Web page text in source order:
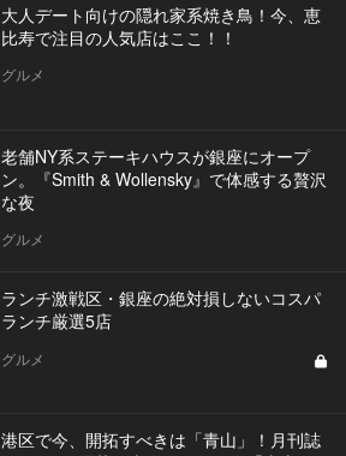
大人デート向けの隠れ家系焼き鳥！今、恵
比寿で注目の人気店はここ！！
グルメ
老舗NY系ステーキハウスが銀座にオープ
ン。『Smith & Wollensky』で体感する贅沢
な夜
グルメ
ランチ激戦区・銀座の絶対損しないコスパ
ランチ厳選5店
グルメ
港区で今、開拓すべきは「青山」！月刊誌